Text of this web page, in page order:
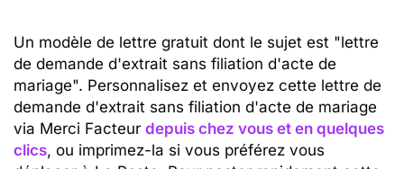
Un modèle de lettre gratuit dont le sujet est "lettre
de demande d'extrait sans filiation d'acte de
mariage". Personnalisez et envoyez cette lettre de
demande d'extrait sans filiation d'acte de mariage
via Merci Facteur depuis chez vous et en quelques
clics, ou imprimez-la si vous préférez vous